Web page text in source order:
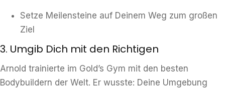
Setze Meilensteine auf Deinem Weg zum großen
Ziel
3. Umgib Dich mit den Richtigen
Arnold trainierte im Gold’s Gym mit den besten
Bodybuildern der Welt. Er wusste: Deine Umgebung